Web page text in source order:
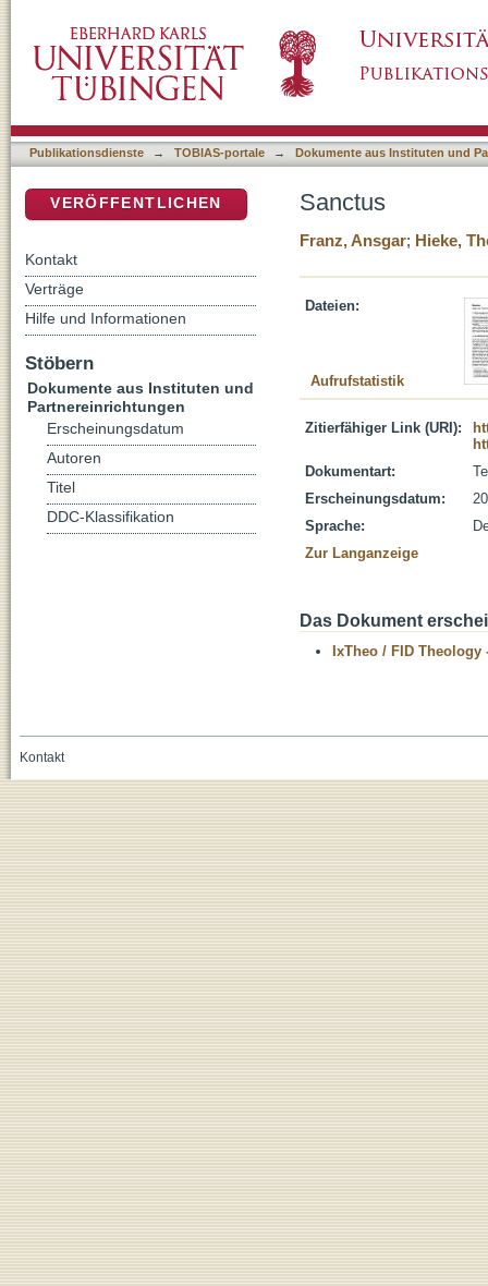
Publikationsdienste → TOBIAS-portale → Dokumente aus Instituten und
Sanctus
Franz, Ansgar; Hieke,
Dateien:
Aufrufstatistik
Zitierfähiger Link (URI):
Dokumentart:
Erscheinungsdatum:
Sprache:
Zur Langanzeige
Das Dokument
IxTheo / FID Theology
VERÖFFENTLICHEN
Kontakt
Verträge
Hilfe und Informationen
Stöbern
Dokumente aus Instituten und
Partnereinrichtungen
Erscheinungsdatum
Autoren
Titel
DDC-Klassifikation
Kontakt